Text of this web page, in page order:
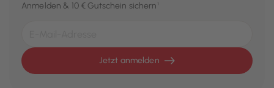
Anmelden & 10 € Gutschein sichern¹
Jetzt anmelden